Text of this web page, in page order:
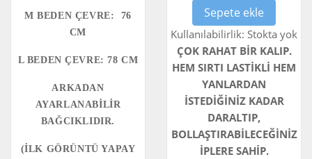
M BEDEN ÇEVRE: 76
CM
L BEDEN ÇEVRE: 78 CM
ARKADAN
AYARLANABİLİR
BAĞCIKLIDIR.
(İLK GÖRÜNTÜ YAPAY
Sepete ekle
Kullanılabilirlik: Stokta yok
ÇOK RAHAT BİR KALIP.
HEM SIRTI LASTİKLİ HEM
YANLARDAN
İSTEDİĞİNİZ KADAR
DARALTIP,
BOLLAŞTIRABİLECEĞİNİZ
İPLERE SAHİP.